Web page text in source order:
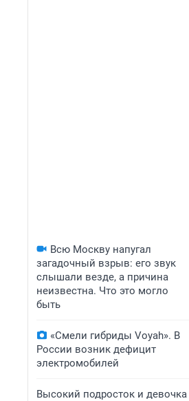
Всю Москву напугал
загадочный взрыв: его звук
слышали везде, а причина
неизвестна. Что это могло
быть
«Смели гибриды Voyah». В
России возник дефицит
электромобилей
Высокий подросток и девочка